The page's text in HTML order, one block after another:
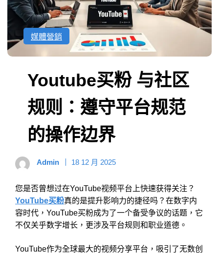
媒體營銷
Youtube买粉 与社区
规则：遵守平台规范
的操作边界
Admin 18 12 月 2025
您是否曾想过在YouTube视频平台上快速获得关注？
YouTube买粉真的是提升影响力的捷径吗？在数字内
容时代，YouTube买粉成为了一个备受争议的话题，它
不仅关乎数字增长，更涉及平台规则和职业道德。
YouTube作为全球最大的视频分享平台，吸引了无数创